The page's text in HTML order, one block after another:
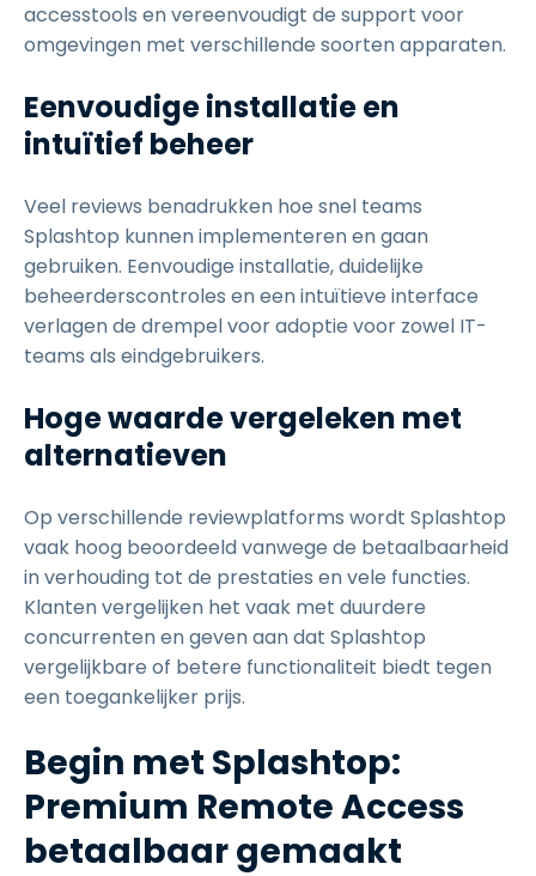
accesstools en vereenvoudigt de support voor
omgevingen met verschillende soorten apparaten.
Eenvoudige installatie en
intuïtief beheer
Veel reviews benadrukken hoe snel teams
Splashtop kunnen implementeren en gaan
gebruiken. Eenvoudige installatie, duidelijke
beheerderscontroles en een intuïtieve interface
verlagen de drempel voor adoptie voor zowel IT-
teams als eindgebruikers.
Hoge waarde vergeleken met
alternatieven
Op verschillende reviewplatforms wordt Splashtop
vaak hoog beoordeeld vanwege de betaalbaarheid
in verhouding tot de prestaties en vele functies.
Klanten vergelijken het vaak met duurdere
concurrenten en geven aan dat Splashtop
vergelijkbare of betere functionaliteit biedt tegen
een toegankelijker prijs.
Begin met Splashtop:
Premium Remote Access
betaalbaar gemaakt